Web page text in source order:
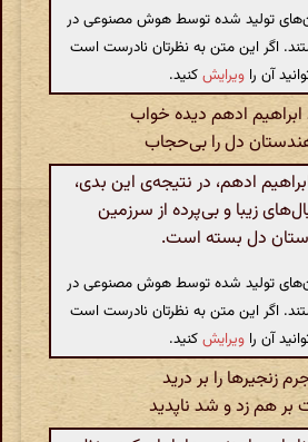
تولید شده توسط هوش مصنوعی در
اگر این متن به نظرتان نادرست است
آن را ویرایشکنید.
ابراهیم ادهم دیده خواب
دل را بی‌حجاب
ادهم، در نتیجه‌ی این بدی،
زیبا و بی‌پرده از سرزمین
دل بسته است.
تولید شده توسط هوش مصنوعی در
اگر این متن به نظرتان نادرست است
آن را ویرایشکنید.
زنجیرها را بر درید
بر هم زد و شد ناپدید